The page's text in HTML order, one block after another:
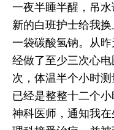
一夜半睡半醒，吊水
新的白班护士给我
一袋碳酸氢钠。从
经做了至少三次心
次，体温半个小时
已经是整整十二个
神科医师，通知我